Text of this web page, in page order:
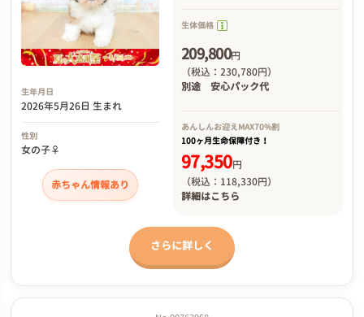
生年月日
2026年5月26日 生まれ
性別
女の子♀
赤ちゃん情報あり
生体価格
209,800円
（税込：230,780円）
別途 安心パック代
あんしんお迎えMAX70%割
100ヶ月生命保障付き！
97,350円
（税込：118,330円）
詳細はこちら
さらに詳しく